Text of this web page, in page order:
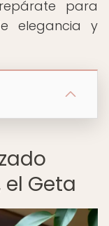
para
elegancia y
Geta